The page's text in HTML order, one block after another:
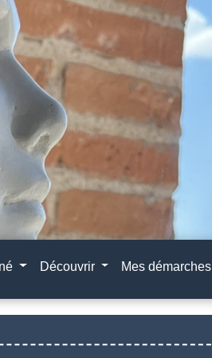
Découvrir Mes démarches